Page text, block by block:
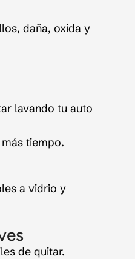
daña, oxida y
lavando tu auto
tiempo.
a vidrio y
de quitar.